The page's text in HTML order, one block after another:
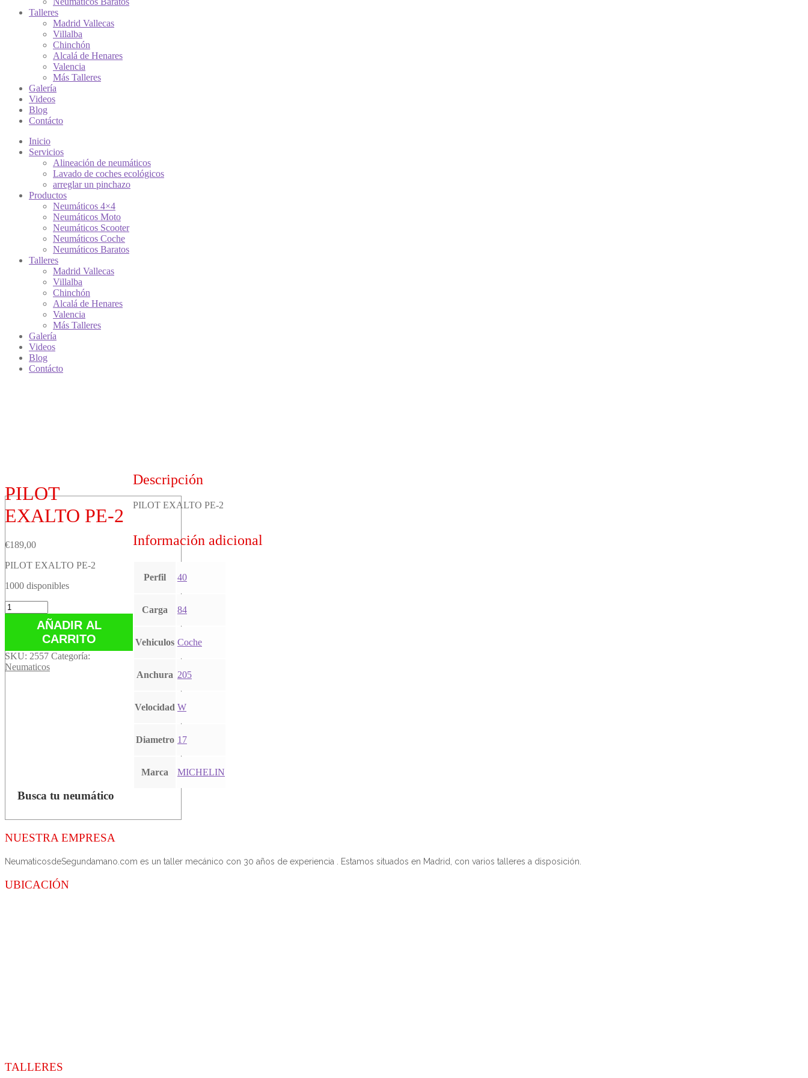
Talleres
Madrid Vallecas
Villalba
Chinchón
Alcalá de Henares
Valencia
Más Talleres
Galería
Videos
Blog
Contácto
Inicio
Servicios
Alineación de neumáticos
Lavado de coches ecológicos
arreglar un pinchazo
Productos
Neumáticos 4×4
Neumáticos Moto
Neumáticos Scooter
Neumáticos Coche
Neumáticos Baratos
Talleres
Madrid Vallecas
Villalba
Chinchón
Alcalá de Henares
Valencia
Más Talleres
Galería
Videos
Blog
Contácto
PILOT
EXALTO PE-2
€189,00
PILOT EXALTO PE-2
1000 disponibles
PILOT
EXALTO
cantidad
AÑADIR AL
CARRITO
SKU: 2557 Categoría:
Neumaticos
Descripción
PILOT EXALTO PE-2
Información adicional
Perfil 40
Carga 84
Vehiculos Coche
Anchura 205
Velocidad W
Diametro 17
Marca MICHELIN
Busca tu neumático
NUESTRA EMPRESA
NeumaticosdeSegundamano.com es un taller mecánico con 30 años de experiencia . Estamos situados en Madrid, con varios talleres a disposición.
UBICACIÓN
TALLERES